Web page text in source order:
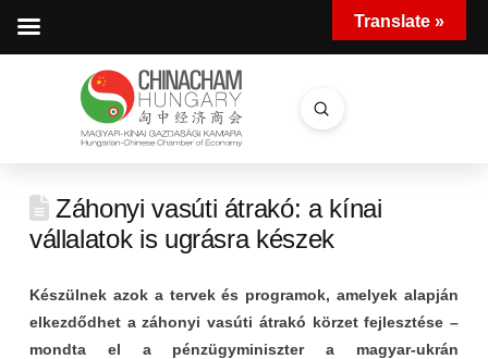
Search
Submit
Záhonyi vasúti átrakó: a kínai
vállalatok is ugrásra készek
Készülnek azok a tervek és programok, amelyek alapján
elkezdődhet a záhonyi vasúti átrakó körzet fejlesztése –
mondta el a pénzügyminiszter a magyar-ukrán
Translate »